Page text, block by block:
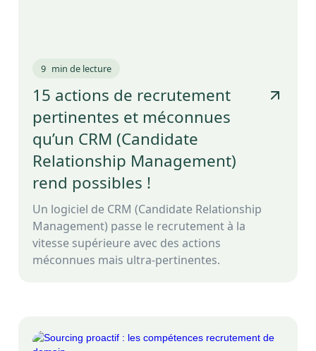
9 min de lecture
15 actions de recrutement
pertinentes et méconnues
qu’un CRM (Candidate
Relationship Management)
rend possibles !
Un logiciel de CRM (Candidate Relationship
Management) passe le recrutement à la
vitesse supérieure avec des actions
méconnues mais ultra-pertinentes.